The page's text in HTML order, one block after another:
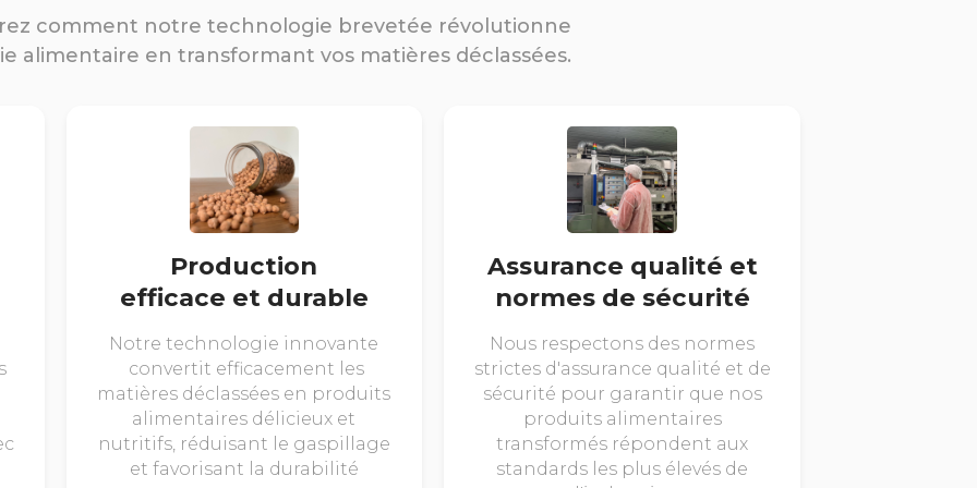
comment notre technologie brevetée révolutionne
alimentaire en transformant vos matières déclassées.
Production
efficace et durable
Notre technologie innovante
convertit efficacement les
matières déclassées en produits
alimentaires délicieux et
nutritifs, réduisant le gaspillage
et favorisant la durabilité
Assurance qualité et
normes de sécurité
Nous respectons des normes
strictes d'assurance qualité et de
sécurité pour garantir que nos
produits alimentaires
transformés répondent aux
standards les plus élevés de